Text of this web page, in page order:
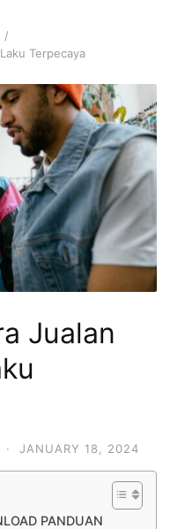
Terpecaya
Jualan
· JANUARY 18, 2024
PANDUAN